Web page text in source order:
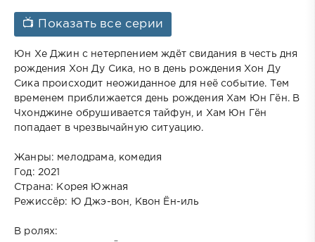
📺 Показать все серии
Юн Хе Джин с нетерпением ждёт свидания в честь дня
рождения Хон Ду Сика, но в день рождения Хон Ду
Сика происходит неожиданное для неё событие. Тем
временем приближается день рождения Хам Юн Гён. В
Чхонджине обрушивается тайфун, и Хам Юн Гён
попадает в чрезвычайную ситуацию.
Жанры: мелодрама, комедия
Год: 2021
Страна: Корея Южная
Режиссёр: Ю Джэ-вон, Квон Ён-иль
В ролях: